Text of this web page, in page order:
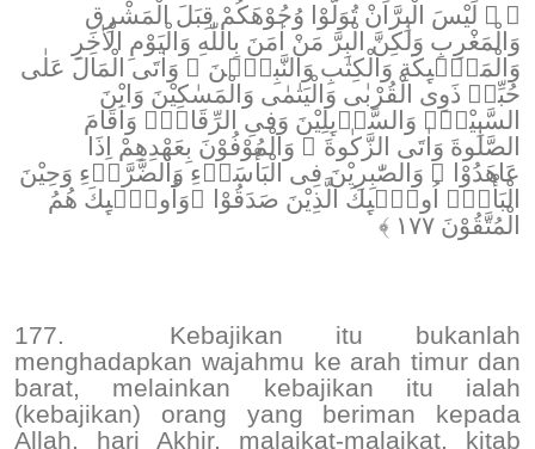
﴿ ۞ لَيْسَ الْبِرَّاَنْ تُوَلُّوْا وُجُوْهَكُمْ قِبَلَ الْمَشْرِقِ
وَالْمَغْرِبِ وَلٰكِنَّ الْبِرَّ مَنْ اٰمَنَ بِاللّٰهِ وَالْيَوْمِ الْاٰخِرِ
وَالْمَلٰۤىِٕكَةِ وَالْكِتٰبِ وَالنَّبِيّٖنَ ۚ وَاٰتَى الْمَالَ عَلٰى
حُبِّهٖ ذَوِى الْقُرْبٰى وَالْيَتٰمٰى وَالْمَسٰكِيْنَ وَابْنَ
السَّبِيْلِۙ وَالسَّاۤىِٕلِيْنَ وَفىِ الرِّقَابِۚ وَاَقَامَ
الصَّلٰوةَ وَاٰتَى الزَّكٰوةَ ۚ وَالْمُوْفُوْنَ بِعَهْدِهِمْ اِذَا
عَاهَدُوْا ۚ وَالصّٰبِرِيْنَ فِى الْبَأْسَاۤءِ وَالضَّرَّاۤءِ وَحِيْنَ
الْبَأْسِۗ اُولٰۤىِٕكَ الَّذِيْنَ صَدَقُوْا ۗوَاُولٰۤىِٕكَ هُمُ
الْمُتَّقُوْنَ ١٧٧ ﴾
177.
Kebajikan itu bukanlah
menghadapkan wajahmu ke arah timur dan
barat, melainkan kebajikan itu ialah
(kebajikan) orang yang beriman kepada
Allah, hari Akhir, malaikat-malaikat, kitab